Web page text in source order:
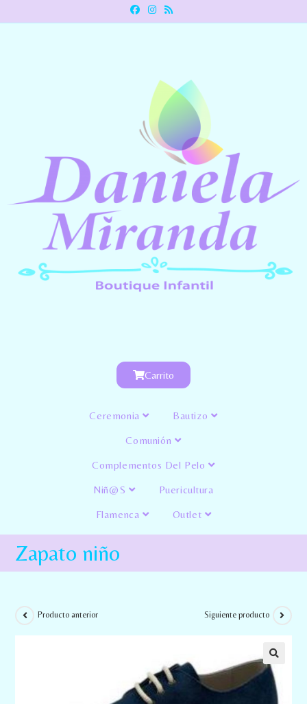
Carrito
Ceremonia Bautizo
Comunión
Complementos Del Pelo
Niñ@s Puericultura
Flamenca Outlet
Zapato niño
Producto anterior Siguiente producto